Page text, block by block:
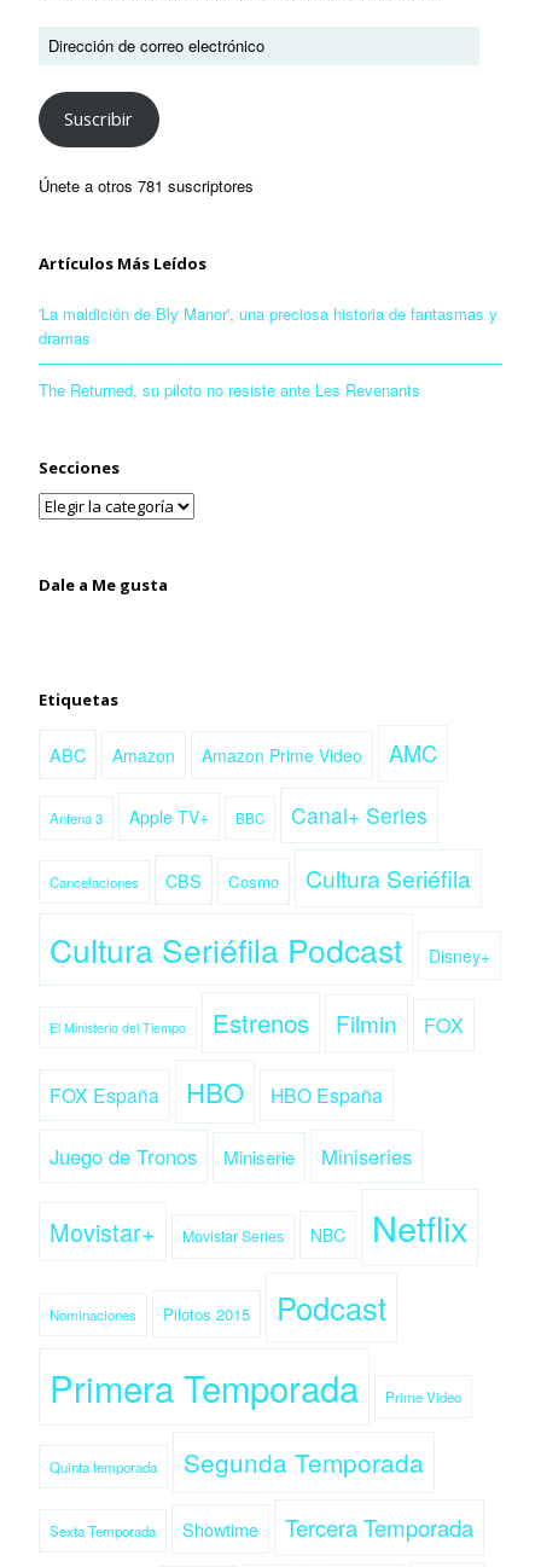
Suscribir
Únete a otros 781 suscriptores
Artículos Más Leídos
'La maldición de Bly Manor', una preciosa historia de fantasmas y
dramas
The Returned, su piloto no resiste ante Les Revenants
Secciones
Dale a Me gusta
Etiquetas
ABC Amazon Amazon Prime Video AMC
Antena 3 Apple TV+ BBC Canal+ Series
Cancelaciones CBS Cosmo Cultura Seriéfila
Cultura Seriéfila Podcast Disney+
El Ministerio del Tiempo Estrenos Filmin FOX
FOX España HBO HBO España
Juego de Tronos Miniserie Miniseries
Movistar+ Movistar Series NBC Netflix
Nominaciones Pilotos 2015 Podcast
Primera Temporada Prime Video
Quinta temporada Segunda Temporada
Sexta Temporada Showtime Tercera Temporada